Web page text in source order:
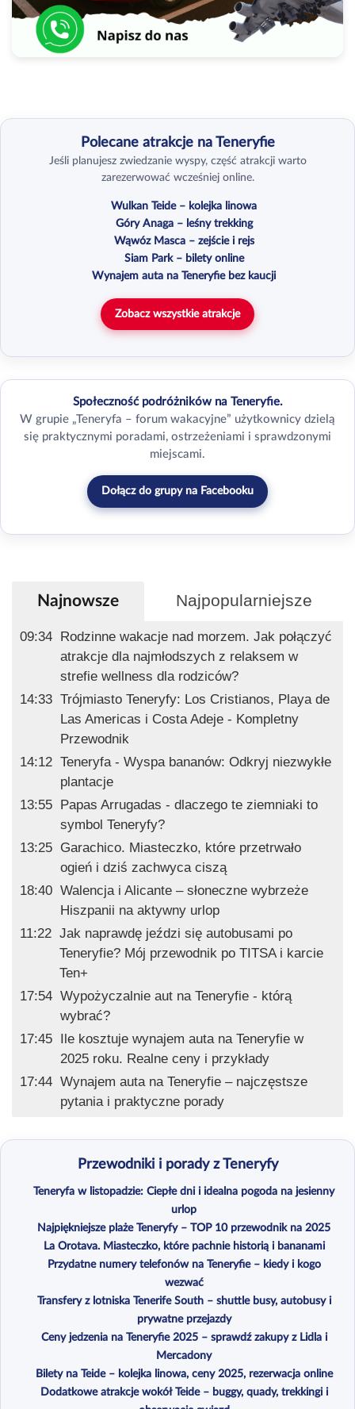
Polecane atrakcje na Teneryfie
Jeśli planujesz zwiedzanie wyspy, część atrakcji warto
zarezerwować wcześniej online.
Wulkan Teide – kolejka linowa
Góry Anaga – leśny trekking
Wąwóz Masca – zejście i rejs
Siam Park – bilety online
Wynajem auta na Teneryfie bez kaucji
Zobacz wszystkie atrakcje
Społeczność podróżników na Teneryfie.
W grupie „Teneryfa – forum wakacyjne” użytkownicy dzielą
się praktycznymi poradami, ostrzeżeniami i sprawdzonymi
miejscami.
Dołącz do grupy na Facebooku
Najnowsze Najpopularniejsze
09:34 Rodzinne wakacje nad morzem. Jak połączyć
atrakcje dla najmłodszych z relaksem w
strefie wellness dla rodziców?
14:33 Trójmiasto Teneryfy: Los Cristianos, Playa de
Las Americas i Costa Adeje - Kompletny
Przewodnik
14:12 Teneryfa - Wyspa bananów: Odkryj niezwykłe
plantacje
13:55 Papas Arrugadas - dlaczego te ziemniaki to
symbol Teneryfy?
13:25 Garachico. Miasteczko, które przetrwało
ogień i dziś zachwyca ciszą
18:40 Walencja i Alicante – słoneczne wybrzeże
Hiszpanii na aktywny urlop
11:22 Jak naprawdę jeździ się autobusami po
Teneryfie? Mój przewodnik po TITSA i karcie
Ten+
17:54 Wypożyczalnie aut na Teneryfie - którą
wybrać?
17:45 Ile kosztuje wynajem auta na Teneryfie w
2025 roku. Realne ceny i przykłady
17:44 Wynajem auta na Teneryfie – najczęstsze
pytania i praktyczne porady
Przewodniki i porady z Teneryfy
Teneryfa w listopadzie: Ciepłe dni i idealna pogoda na jesienny
urlop
Najpiękniejsze plaże Teneryfy – TOP 10 przewodnik na 2025
La Orotava. Miasteczko, które pachnie historią i bananami
Przydatne numery telefonów na Teneryfie – kiedy i kogo
wezwać
Transfery z lotniska Tenerife South – shuttle busy, autobusy i
prywatne przejazdy
Ceny jedzenia na Teneryfie 2025 – sprawdź zakupy z Lidla i
Mercadony
Bilety na Teide – kolejka linowa, ceny 2025, rezerwacja online
Dodatkowe atrakcje wokół Teide – buggy, quady, trekkingi i